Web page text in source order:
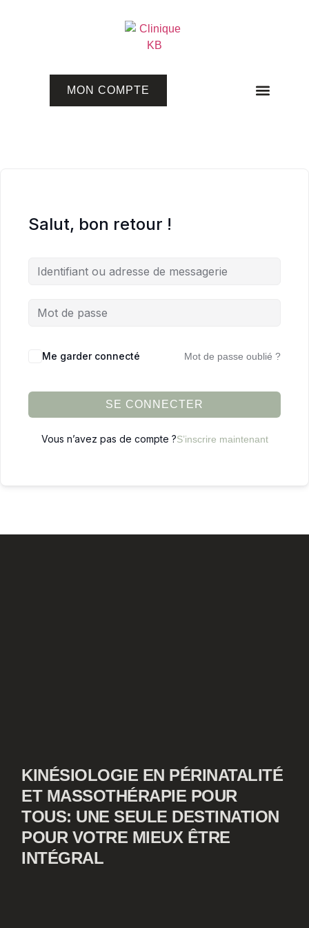
MON COMPTE
Salut, bon retour !
Me garder connecté Mot de passe oublié ?
SE CONNECTER
Vous n’avez pas de compte ?S’inscrire maintenant
KINÉSIOLOGIE EN PÉRINATALITÉ
ET MASSOTHÉRAPIE POUR
TOUS: UNE SEULE DESTINATION
POUR VOTRE MIEUX ÊTRE
INTÉGRAL